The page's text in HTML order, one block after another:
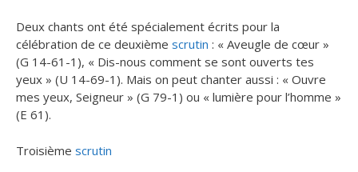
Deux chants ont été spécialement écrits pour la
célébration de ce deuxième scrutin : « Aveugle de cœur »
(G 14-61-1), « Dis-nous comment se sont ouverts tes
yeux » (U 14-69-1). Mais on peut chanter aussi : « Ouvre
mes yeux, Seigneur » (G 79-1) ou « lumière pour l’homme »
(E 61).
Troisième scrutin